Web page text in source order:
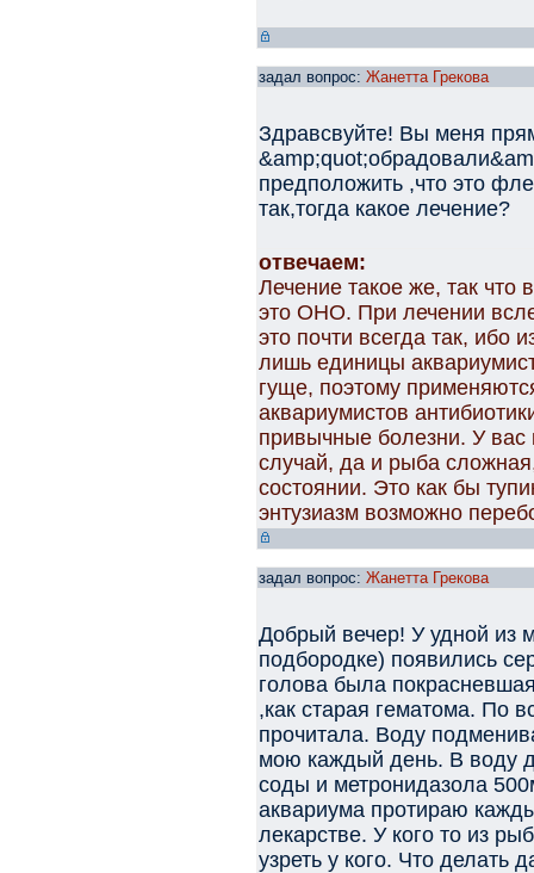
задал вопрос: Жанетта Грекова
Здравсвуйте! Вы меня
предположить ,что это
так,тогда какое лечение?
отвечаем:
Лечение такое же, так
это ОНО. При лечении
это почти всегда так, ибо
лишь единицы
гуще, поэтому
аквариумистов
привычные болезни. У
случай, да и рыба
состоянии. Это как бы
энтузиазм возможно
задал вопрос: Жанетта Грекова
Добрый вечер! У удной из
подбородке) появились
голова была
,как старая гематома. По
прочитала. Воду
мою каждый день. В воду
соды и метронидазола
аквариума протираю
лекарстве. У кого то из
узреть у кого. Что делать